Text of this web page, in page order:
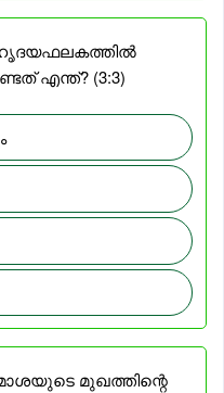
എന്ത്? (3:3)
മുഖത്തിന്റെ